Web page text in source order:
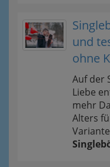
und
ohne
Auf der
Liebe
mehr
Alters